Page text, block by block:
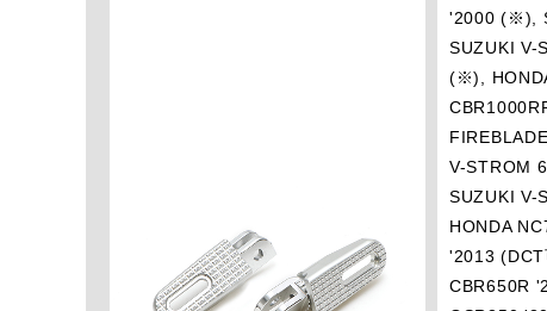
'2000 (※),
SUZUKI V-
(※),
V-STROM
SUZUKI V-
HONDA
'2013
CBR650R